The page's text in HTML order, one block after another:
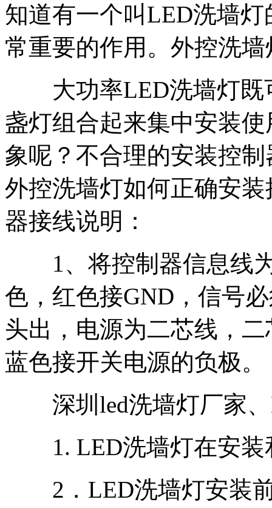
知道有一个叫LED洗墙
常重要的作用。外控洗
大功率LED洗墙灯既
盏灯组合起来集中安装
象呢？不合理的安装控
外控洗墙灯如何正确安
器接线说明：
1、将控制器信息线为
色，红色接GND，信号
头出，电源为二芯线，
蓝色接开关电源的负极。
深圳led洗墙灯厂家、
1. LED洗墙灯在安装
2．LED洗墙灯安装前